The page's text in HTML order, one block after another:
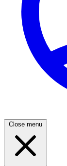
Close menu